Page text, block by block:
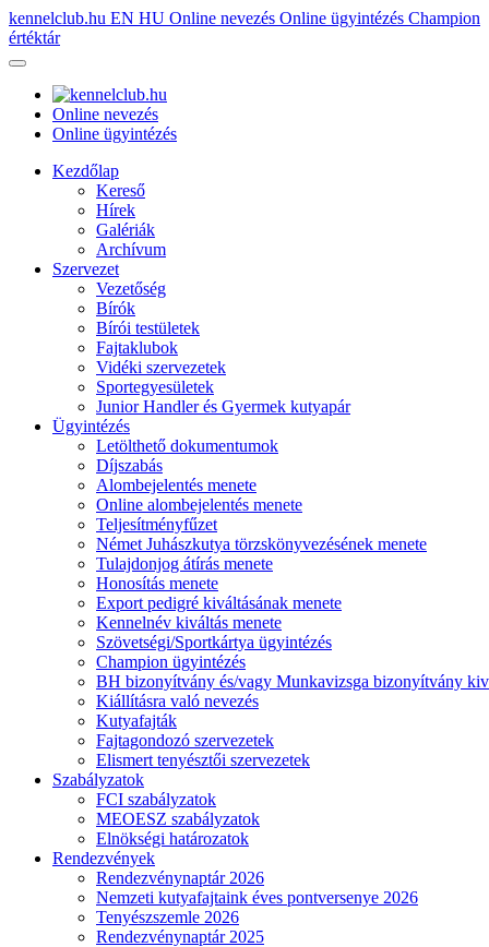
kennelclub.hu EN HU Online nevezés Online ügyintézés Champion
értéktár
Online nevezés
Online ügyintézés
Kezdőlap
Kereső
Hírek
Galériák
Archívum
Szervezet
Vezetőség
Bírók
Bírói testületek
Fajtaklubok
Vidéki szervezetek
Sportegyesületek
Junior Handler és Gyermek kutyapár
Ügyintézés
Letölthető dokumentumok
Díjszabás
Alombejelentés menete
Online alombejelentés menete
Teljesítményfűzet
Német Juhászkutya törzskönyvezésének menete
Tulajdonjog átírás menete
Honosítás menete
Export pedigré kiváltásának menete
Kennelnév kiváltás menete
Szövetségi/Sportkártya ügyintézés
Champion ügyintézés
BH bizonyítvány és/vagy Munkavizsga bizonyítvány
Kiállításra való nevezés
Kutyafajták
Fajtagondozó szervezetek
Elismert tenyésztői szervezetek
Szabályzatok
FCI szabályzatok
MEOESZ szabályzatok
Elnökségi határozatok
Rendezvények
Rendezvénynaptár 2026
Nemzeti kutyafajtaink éves pontversenye 2026
Tenyészszemle 2026
Rendezvénynaptár 2025